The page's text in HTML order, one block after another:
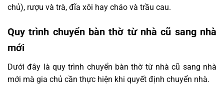
chủ), rượu và trà, đĩa xôi hay cháo và trầu cau.
Quy trình chuyển bàn thờ từ nhà cũ sang nhà
mới
Dưới đây là quy trình chuyển bàn thờ từ nhà cũ sang nhà
mới mà gia chủ cần thực hiện khi quyết định chuyển nhà.